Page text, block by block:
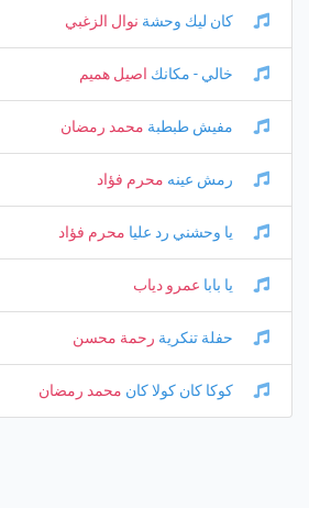
كان ليك وحشة نوال الزغبي
خالي - مكانك اصيل هميم
مفيش طبطبة محمد رمضان
رمش عينه محرم فؤاد
يا وحشني رد عليا محرم فؤاد
يا بابا عمرو دياب
حفلة تنكرية رحمة محسن
كوكا كان كولا كان محمد رمضان